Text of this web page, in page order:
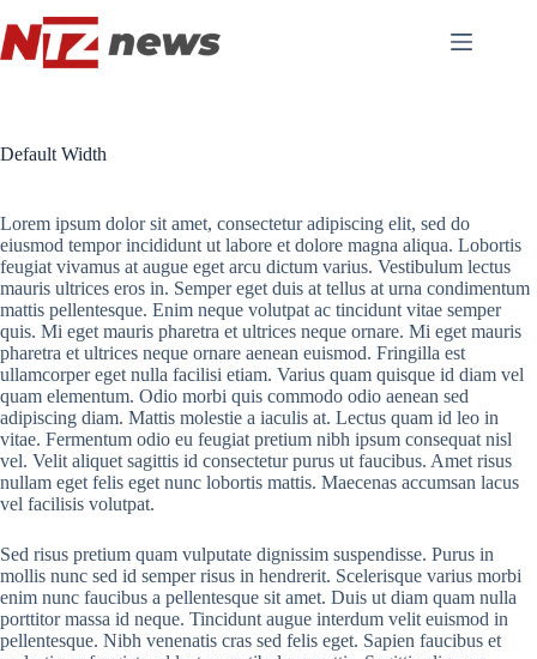
para
o
conteúdo
Default Width
Lorem ipsum dolor sit amet, consectetur adipiscing elit, sed do
eiusmod tempor incididunt ut labore et dolore magna aliqua. Lobortis
feugiat vivamus at augue eget arcu dictum varius. Vestibulum lectus
mauris ultrices eros in. Semper eget duis at tellus at urna condimentum
mattis pellentesque. Enim neque volutpat ac tincidunt vitae semper
quis. Mi eget mauris pharetra et ultrices neque ornare. Mi eget mauris
pharetra et ultrices neque ornare aenean euismod. Fringilla est
ullamcorper eget nulla facilisi etiam. Varius quam quisque id diam vel
quam elementum. Odio morbi quis commodo odio aenean sed
adipiscing diam. Mattis molestie a iaculis at. Lectus quam id leo in
vitae. Fermentum odio eu feugiat pretium nibh ipsum consequat nisl
vel. Velit aliquet sagittis id consectetur purus ut faucibus. Amet risus
nullam eget felis eget nunc lobortis mattis. Maecenas accumsan lacus
vel facilisis volutpat.
Sed risus pretium quam vulputate dignissim suspendisse. Purus in
mollis nunc sed id semper risus in hendrerit. Scelerisque varius morbi
enim nunc faucibus a pellentesque sit amet. Duis ut diam quam nulla
porttitor massa id neque. Tincidunt augue interdum velit euismod in
pellentesque. Nibh venenatis cras sed felis eget. Sapien faucibus et